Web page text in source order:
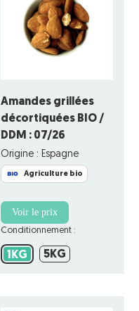
Amandes grillées
décortiquées BIO /
DDM : 07/26
Origine : Espagne
Agriculture bio
Voir le prix
Conditionnement :
1KG 1KG5KG